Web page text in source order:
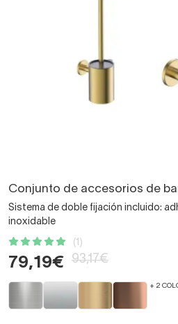
Conjunto de accesorios de
Sistema de doble fijación incluido:
inoxidable
(1)
79,19€ 93,17€
+ 2